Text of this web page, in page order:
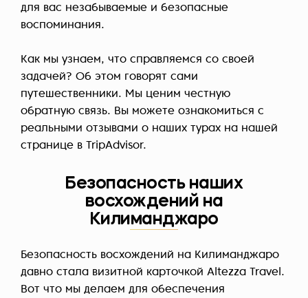
для вас незабываемые и безопасные
воспоминания.
Как мы узнаем, что справляемся со своей
задачей? Об этом говорят сами
путешественники. Мы ценим честную
обратную связь. Вы можете ознакомиться с
реальными отзывами о наших турах на нашей
странице в TripAdvisor.
Безопасность наших
восхождений на
Килиманджаро
Безопасность восхождений на Килиманджаро
давно стала визитной карточкой Altezza Travel.
Вот что мы делаем для обеспечения